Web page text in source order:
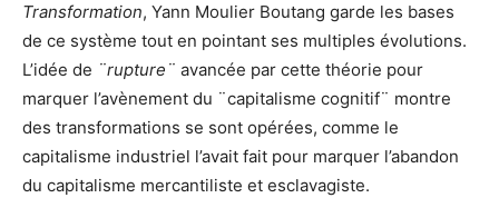
Transformation, Yann Moulier Boutang garde les bases
de ce système tout en pointant ses multiples évolutions.
L’idée de ¨rupture¨ avancée par cette théorie pour
marquer l’avènement du ¨capitalisme cognitif¨ montre
des transformations se sont opérées, comme le
capitalisme industriel l’avait fait pour marquer l’abandon
du capitalisme mercantiliste et esclavagiste.